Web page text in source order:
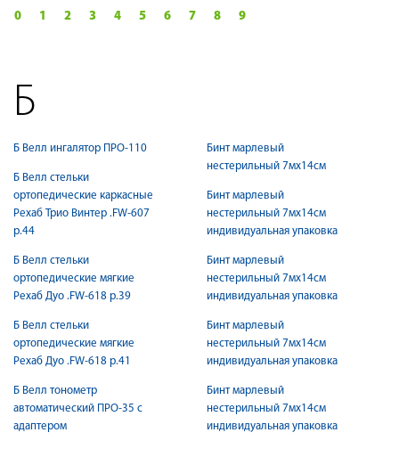
0 1 2 3 4 5 6 7 8 9
Б
Б Велл ингалятор ПРО-110
Б Велл стельки
ортопедические каркасные
Рехаб Трио Винтер .FW-607
р.44
Б Велл стельки
ортопедические мягкие
Рехаб Дуо .FW-618 р.39
Б Велл стельки
ортопедические мягкие
Рехаб Дуо .FW-618 р.41
Б Велл тонометр
автоматический ПРО-35 с
адаптером
Бинт марлевый
нестерильный 7мх14см
Бинт марлевый
нестерильный 7мх14см
индивидуальная упаковка
Бинт марлевый
нестерильный 7мх14см
индивидуальная упаковка
Бинт марлевый
нестерильный 7мх14см
индивидуальная упаковка
Бинт марлевый
нестерильный 7мх14см
индивидуальная упаковка